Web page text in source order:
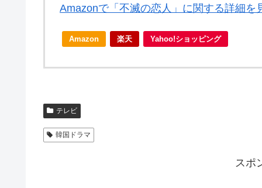
Amazonで「不滅の恋人」に関する詳細を
Amazon 楽天 Yahoo!ショッピング
テレビ
韓国ドラマ
スポ